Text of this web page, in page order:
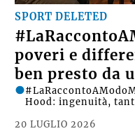
SPORT DELETED
poveri e
ben presto da
20 LUGLIO 2026
Hood: ingenuità,